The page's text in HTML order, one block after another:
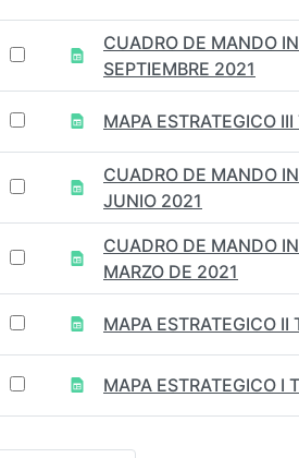
CUADRO DE MANDO
SEPTIEMBRE 2021
MAPA ESTRATEGICO
CUADRO DE MANDO
JUNIO 2021
CUADRO DE MANDO
MARZO DE 2021
MAPA ESTRATEGICO II
MAPA ESTRATEGICO I